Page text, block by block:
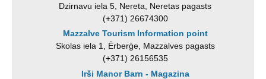
Dzirnavu iela 5, Nereta, Neretas pagasts
(+371) 26674300
Mazzalve Tourism Information point
Skolas iela 1, Ērberģe, Mazzalves pagasts
(+371) 26156535
Irši Manor Barn - Magazina